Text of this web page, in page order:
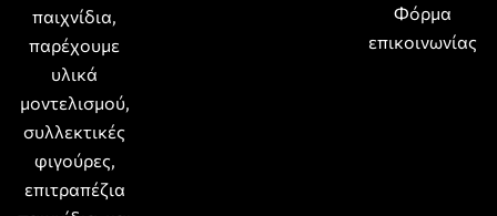
παιχνίδια,
παρέχουμε
υλικά
μοντελισμού,
συλλεκτικές
φιγούρες,
επιτραπέζια
Φόρμα
επικοινωνίας